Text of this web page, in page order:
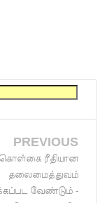
PREVIOUS
கொள்கை ரீதியான
தலைமைத்துவம்
வேண்டும் -